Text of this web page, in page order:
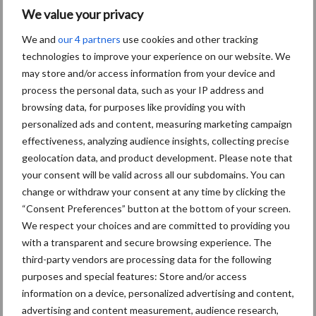
We value your privacy
We and our 4 partners use cookies and other tracking
technologies to improve your experience on our website. We
may store and/or access information from your device and
process the personal data, such as your IP address and
browsing data, for purposes like providing you with
personalized ads and content, measuring marketing campaign
effectiveness, analyzing audience insights, collecting precise
geolocation data, and product development. Please note that
your consent will be valid across all our subdomains. You can
change or withdraw your consent at any time by clicking the
“Consent Preferences” button at the bottom of your screen.
We respect your choices and are committed to providing you
with a transparent and secure browsing experience. The
third-party vendors are processing data for the following
purposes and special features: Store and/or access
information on a device, personalized advertising and content,
advertising and content measurement, audience research,
Primaire
Themapagina's
Diergezondheid Bemesting Fokkerij
Bedrijfsnieuws
Ligbox &
Voerhekken
Toon meer